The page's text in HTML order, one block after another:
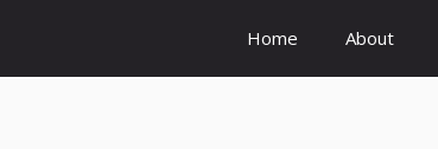
Home About